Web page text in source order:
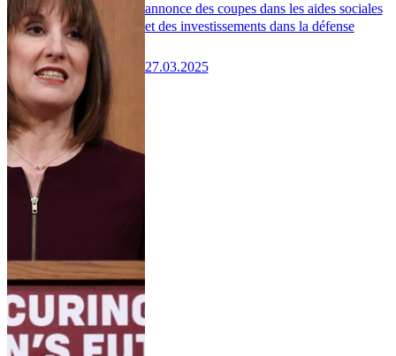
annonce des coupes dans les aides sociales
et des investissements dans la défense
27.03.2025